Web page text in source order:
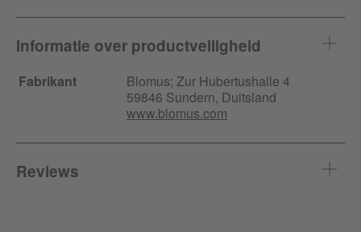
Informatie over productveiligheid
Fabrikant Blomus; Zur Hubertushalle 4
59846 Sundern, Duitsland
www.blomus.com
Reviews